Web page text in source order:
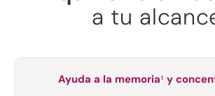
a tu
Ayuda a la memoria 1 y